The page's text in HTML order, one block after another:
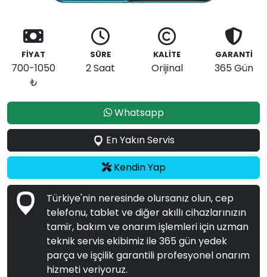
FİYAT
700-1050
₺
SÜRE
2 Saat
KALİTE
Orijinal
GARANTİ
365 Gün
Whatsapp
En Yakın Servis
Kendin Yap
Türkiye'nin neresinde olursanız olun, cep
telefonu, tablet ve diğer akıllı cihazlarınızın
tamir, bakım ve onarım işlemleri için uzman
teknik servis ekibimiz ile 365 gün yedek
parça ve işçilik garantili profesyonel onarım
hizmeti veriyoruz.